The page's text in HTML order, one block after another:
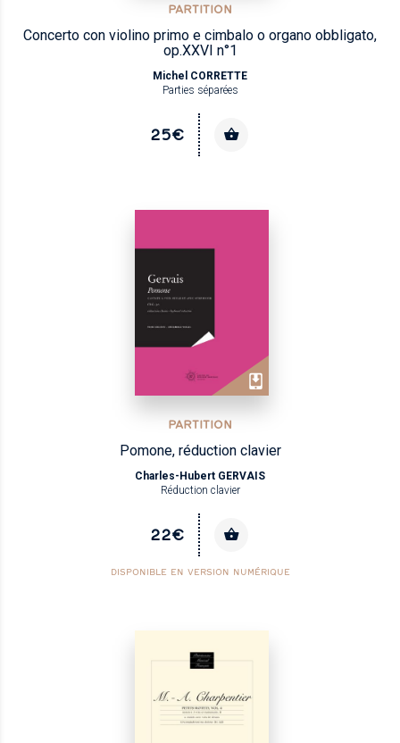
PARTITION
Concerto con violino primo e cimbalo o organo obbligato,
op.XXVI n°1
Michel CORRETTE
Parties séparées
25€
PARTITION
Pomone, réduction clavier
Charles-Hubert GERVAIS
Réduction clavier
22€
DISPONIBLE EN VERSION NUMÉRIQUE